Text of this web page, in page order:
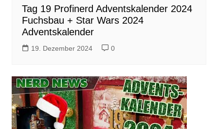
Tag 19 Profinerd Adventskalender 2024
Fuchsbau + Star Wars 2024
Adventskalender
19. Dezember 2024 0